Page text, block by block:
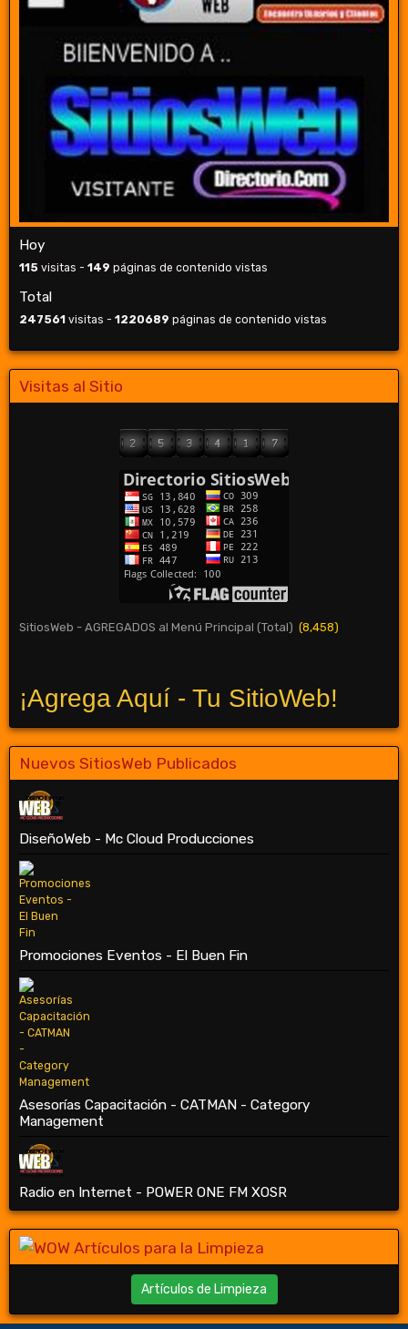
Hoy
115 visitas - 149 páginas de contenido vistas
Total
247561 visitas - 1220689 páginas de contenido vistas
Visitas al Sitio
SitiosWeb - AGREGADOS al Menú Principal (Total) (8,458)
¡Agrega Aquí - Tu SitioWeb!
Nuevos SitiosWeb Publicados
DiseñoWeb - Mc Cloud Producciones
Promociones Eventos - El Buen Fin
Asesorías Capacitación - CATMAN - Category
Management
Radio en Internet - POWER ONE FM XOSR
Artículos de Limpieza